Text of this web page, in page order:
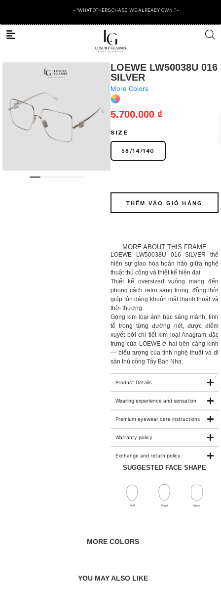
- "WHAT OTHERS CHASE, WE ALREADY OWN ." -
LOEWE LW50038U 016
SILVER
More Colors
5.700.000 ₫
SIZE
58 /14 /140
THÊM VÀO GIỎ HÀNG
MORE ABOUT THIS FRAME
LOEWE LW50038U 016 SILVER thể
hiện sự giao hòa hoàn hảo giữa nghệ
thuật thủ công và thiết kế hiện đại.
Thiết kế oversized vuông mang đến
phong cách retro sang trọng, đồng thời
giúp tôn dáng khuôn mặt thanh thoát và
thời thượng.
Gọng kim loại ánh bạc sáng mảnh, tinh
tế trong từng đường nét, được điểm
xuyết bởi chi tiết kim loại Anagram đặc
trưng của LOEWE ở hai bên càng kính
— biểu tượng của tính nghệ thuật và di
sản thủ công Tây Ban Nha.
Product Details
Wearing experience and sensation
Premium eyewear care instructions
Warranty policy
Exchange and return policy
SUGGESTED FACE SHAPE
MORE COLORS
YOU MAY ALSO LIKE